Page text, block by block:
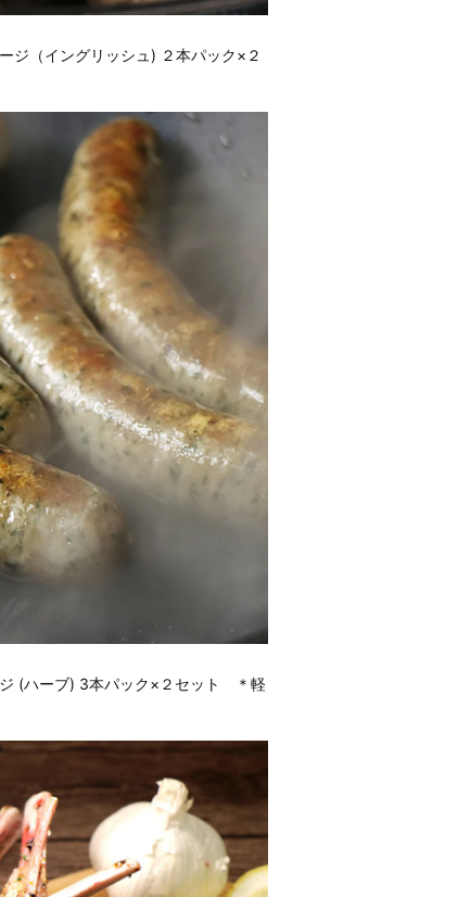
ジ（イングリッシュ) ２本パック×２
ジ (ハーブ) 3本パック×２セット ＊軽